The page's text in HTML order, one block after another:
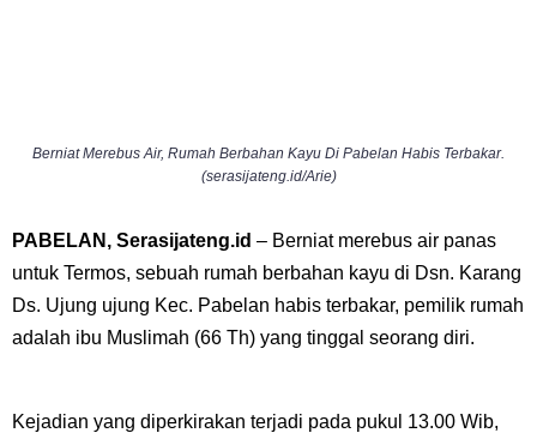
Berniat Merebus Air, Rumah Berbahan Kayu Di Pabelan Habis Terbakar.
(serasijateng.id/Arie)
PABELAN, Serasijateng.id – Berniat merebus air panas
untuk Termos, sebuah rumah berbahan kayu di Dsn. Karang
Ds. Ujung ujung Kec. Pabelan habis terbakar, pemilik rumah
adalah ibu Muslimah (66 Th) yang tinggal seorang diri.
Kejadian yang diperkirakan terjadi pada pukul 13.00 Wib,